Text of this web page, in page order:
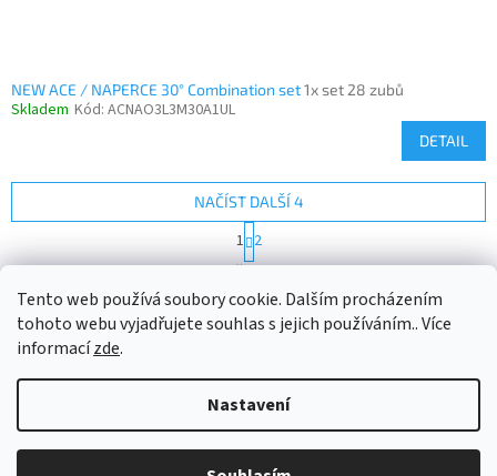
Tento web používá soubory cookie. Dalším procházením
tohoto webu vyjadřujete souhlas s jejich používáním.. Více
informacízde.
Nastavení
NEW ACE / NAPERCE 30° Combination set1x set 28 zubů
Skladem Kód: ACNAO3L3M30A1UL
DETAIL
O
l
á
c
í
p
r
v
NAČÍST DALŠÍ 4
S
t
r
n
k
á
n
1 2
16položek celkem
NAHORU
Vytvořil Shoptet